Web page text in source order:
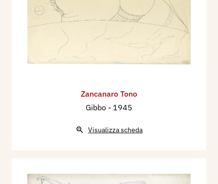
Zancanaro Tono
Gibbo - 1945
Visualizza scheda